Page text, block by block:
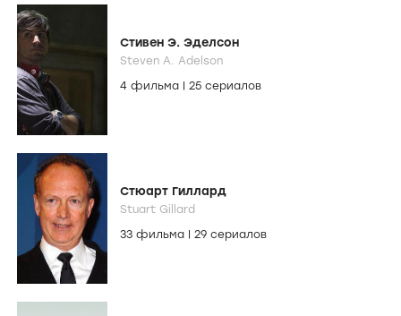
Стивен Э. Эделсон
Steven A. Adelson
4 фильма
25 сериалов
Стюарт Гиллард
Stuart Gillard
33 фильма
29 сериалов